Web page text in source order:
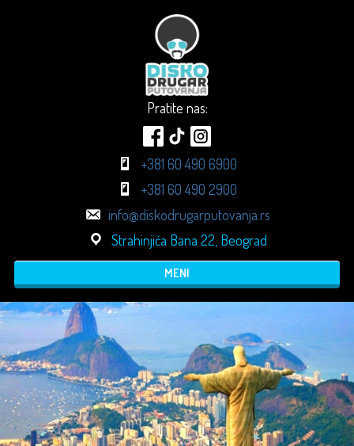
Pratite nas:
+381 60 490 6900
+381 60 490 2900
info@diskodrugarputovanja.rs
Strahinjića Bana 22, Beograd
MENI